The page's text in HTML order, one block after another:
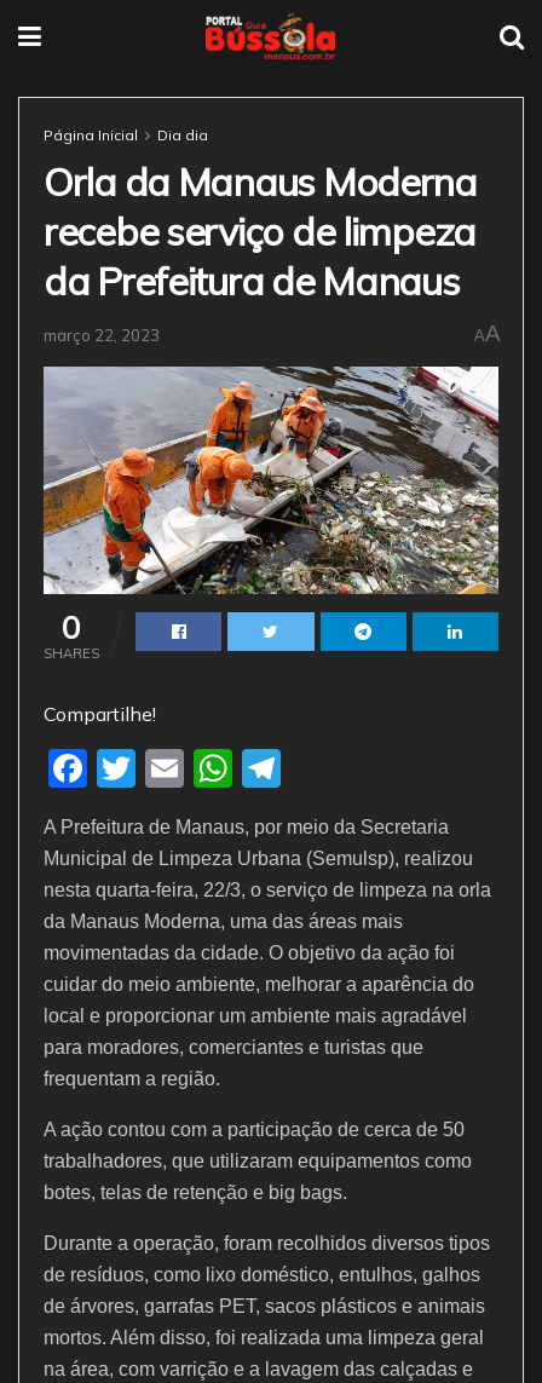
Página Inicial Dia dia
Orla da Manaus Moderna
recebe serviço de limpeza
da Prefeitura de Manaus
março 22, 2023 AA
0
SHARES
Compartilhe!
F
a
c
e
b
o
o
k
T
w
itt
er
E
m
ai
l
W
at
s
A
p
p
e
gr
a
m
A Prefeitura de Manaus, por meio da Secretaria
Municipal de Limpeza Urbana (Semulsp), realizou
nesta quarta-feira, 22/3, o serviço de limpeza na orla
da Manaus Moderna, uma das áreas mais
movimentadas da cidade. O objetivo da ação foi
cuidar do meio ambiente, melhorar a aparência do
local e proporcionar um ambiente mais agradável
para moradores, comerciantes e turistas que
frequentam a região.
A ação contou com a participação de cerca de 50
trabalhadores, que utilizaram equipamentos como
botes, telas de retenção e big bags.
Durante a operação, foram recolhidos diversos tipos
de resíduos, como lixo doméstico, entulhos, galhos
de árvores, garrafas PET, sacos plásticos e animais
mortos. Além disso, foi realizada uma limpeza geral
na área, com varrição e a lavagem das calçadas e